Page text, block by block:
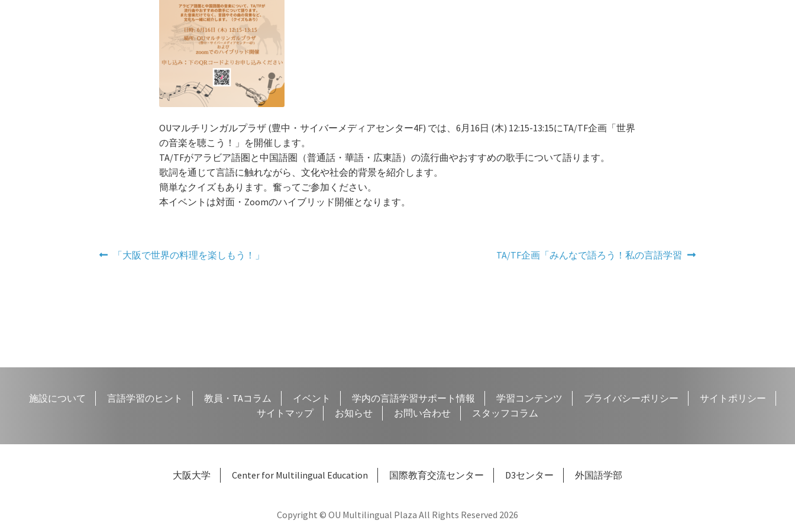
OUマルチリンガルプラザ (豊中・サイバーメディアセンター4F) では、6月16日 (木) 12:15-13:15にTA/TF企画「世界
の音楽を聴こう！」を開催します。
TA/TFがアラビア語圏と中国語圏（普通話・華語・広東語）の流行曲やおすすめの歌手について語ります。
歌詞を通じて言語に触れながら、文化や社会的背景を紹介します。
簡単なクイズもあります。奮ってご参加ください。
本イベントは対面・Zoomのハイブリッド開催となります。
投
ー
シ
ン
前
「大阪で世界の料理を楽しもう！」
次
TA/TF企画「みんなで語ろう！私の言語学習
施設について 言語学習のヒント 教員・TAコラム イベント 学内の言語学習サポート情報 学習コンテンツ プライバシーポリシー
サイトポリシー
サイトマップ
お知らせ お問い合わせ スタッフコラム
大阪大学 Center for Multilingual Education 国際教育交流センター D3センター 外国語学部
Copyright © OU Multilingual Plaza All Rights Reserved 2026